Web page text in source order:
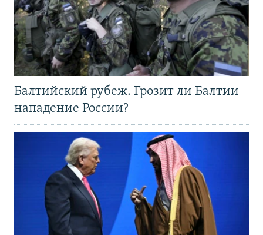
Балтийский рубеж. Грозит ли Балтии
нападение России?